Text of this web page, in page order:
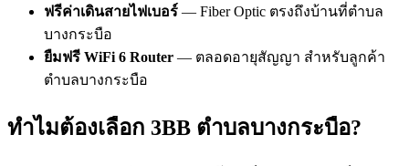
ฟรีค่าเดินสายไฟเบอร์ — Fiber Optic ตรงถึงบ้านที่ตำบล
บางกระบือ
ยืมฟรี WiFi 6 Router — ตลอดอายุสัญญา สำหรับลูกค้า
ตำบลบางกระบือ
ทำไมต้องเลือก 3BB ตำบลบางกระบือ?